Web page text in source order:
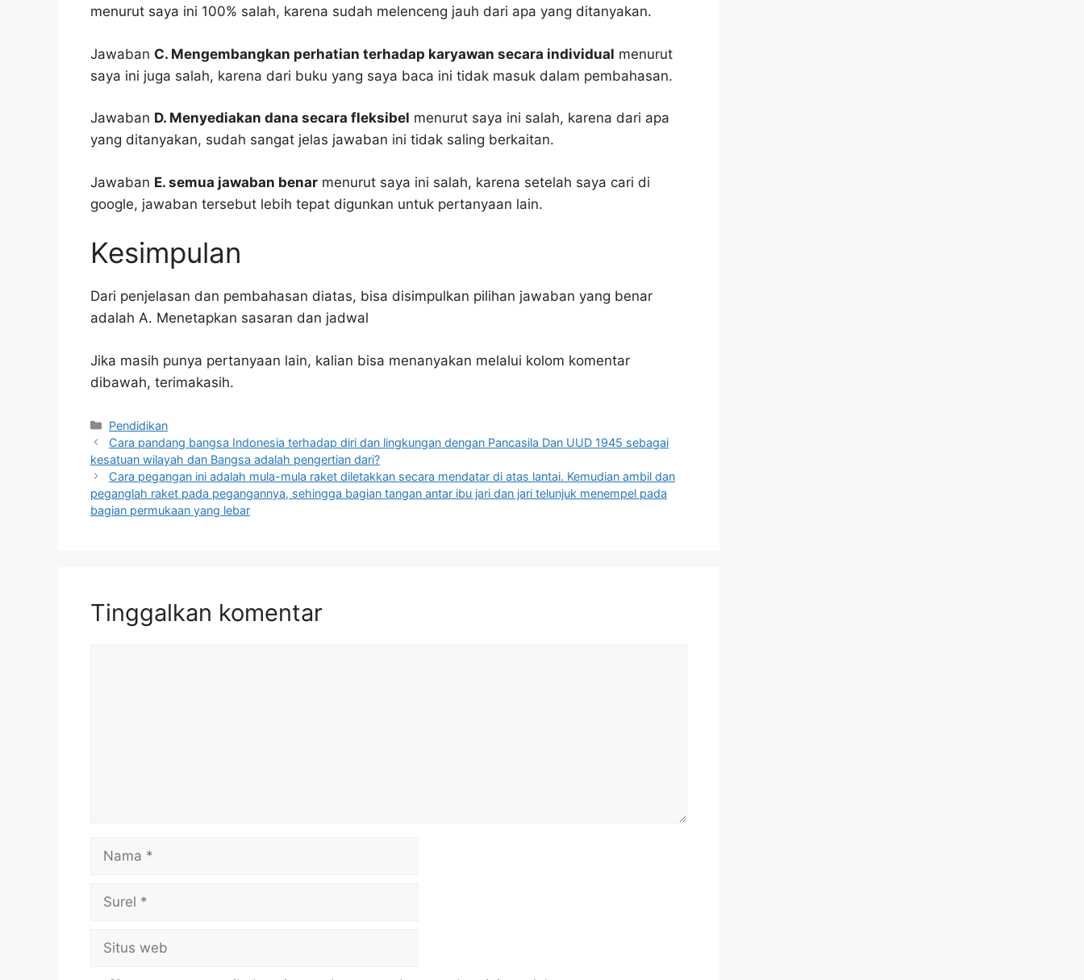
menurut saya ini 100% salah, karena sudah melenceng jauh dari apa yang ditanyakan.
Jawaban C. Mengembangkan perhatian terhadap karyawan secara individual menurut
saya ini juga salah, karena dari buku yang saya baca ini tidak masuk dalam pembahasan.
Jawaban D. Menyediakan dana secara fleksibel menurut saya ini salah, karena dari apa
yang ditanyakan, sudah sangat jelas jawaban ini tidak saling berkaitan.
Jawaban E. semua jawaban benar menurut saya ini salah, karena setelah saya cari di
google, jawaban tersebut lebih tepat digunkan untuk pertanyaan lain.
Kesimpulan
Dari penjelasan dan pembahasan diatas, bisa disimpulkan pilihan jawaban yang benar
adalah A. Menetapkan sasaran dan jadwal
Jika masih punya pertanyaan lain, kalian bisa menanyakan melalui kolom komentar
dibawah, terimakasih.
Kategori
Pendidikan
Cara pandang bangsa Indonesia terhadap diri dan lingkungan dengan Pancasila Dan UUD 1945 sebagai
kesatuan wilayah dan Bangsa adalah pengertian dari?
Cara pegangan ini adalah mula-mula raket diletakkan secara mendatar di atas lantai. Kemudian ambil dan
peganglah raket pada pegangannya, sehingga bagian tangan antar ibu jari dan jari telunjuk menempel pada
bagian permukaan yang lebar
Tinggalkan komentar
web